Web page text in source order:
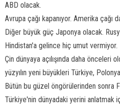
ABD olacak.
Avrupa çağı kapanıyor. Amerika çağı
Diğer büyük güç Japonya olacak.
Hindistan'a gelince hiç umut vermiyor.
Çin dünyaya açılışında daha önceleri
yüzyılın yeni büyükleri Türkiye,
Bütün bu güzel öngörülerinden sonra
Türkiye'nin dünyadaki yerini anlatmak